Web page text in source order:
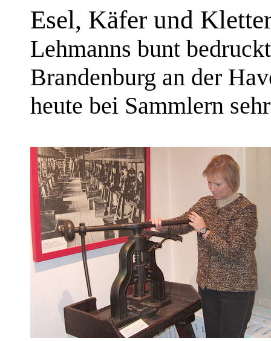
Esel, Käfer und
Lehmanns bunt
Brandenburg an der
heute bei Sammlern